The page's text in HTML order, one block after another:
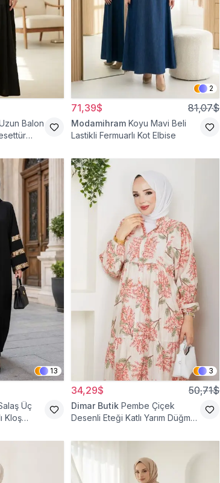
Balon
2
71,39$ 81,07$
Modamihram Koyu Mavi Beli
Lastikli Fermuarlı Kot Elbise
13
Üç
Kloş
3
34,29$ 50,71$
Dimar Butik Pembe Çiçek
Desenli Eteği Katlı Yarım Düğmeli